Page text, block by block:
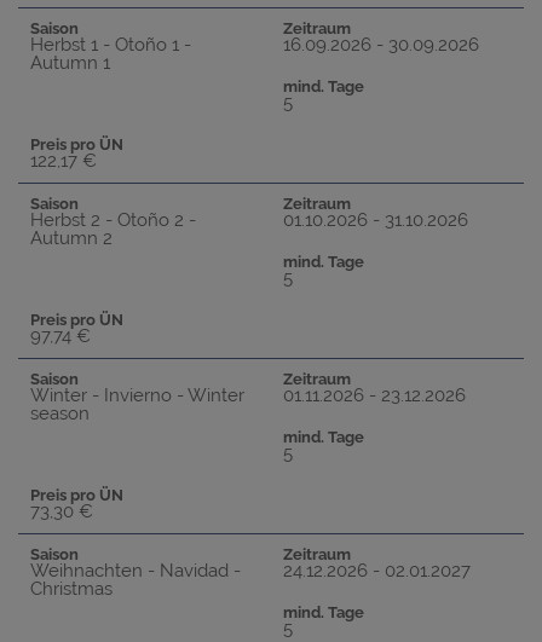
Saison
Herbst 1 - Otoño 1 -
Autumn 1
Zeitraum
16.09.2026 - 30.09.2026
mind. Tage
5
Preis pro ÜN
122,17 €
Saison
Herbst 2 - Otoño 2 -
Autumn 2
Zeitraum
01.10.2026 - 31.10.2026
mind. Tage
5
Preis pro ÜN
97,74 €
Saison
Winter - Invierno - Winter
season
Zeitraum
01.11.2026 - 23.12.2026
mind. Tage
5
Preis pro ÜN
73,30 €
Saison
Weihnachten - Navidad -
Christmas
Zeitraum
24.12.2026 - 02.01.2027
mind. Tage
5